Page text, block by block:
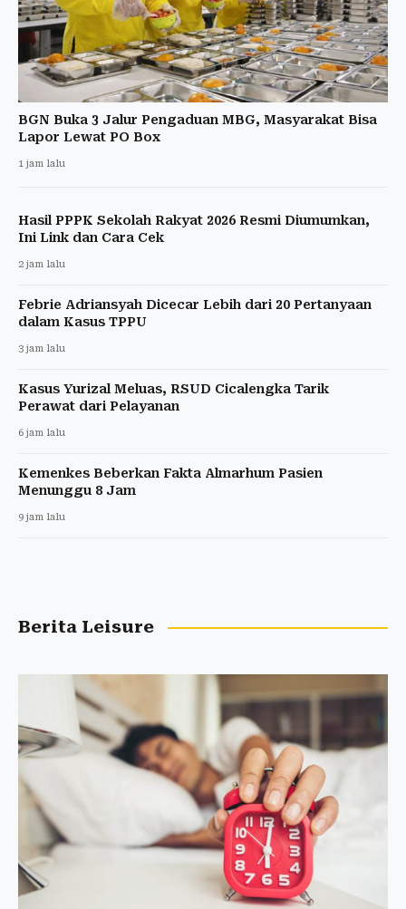
BGN Buka 3 Jalur Pengaduan MBG, Masyarakat Bisa
Lapor Lewat PO Box
1 jam lalu
Hasil PPPK Sekolah Rakyat 2026 Resmi Diumumkan,
Ini Link dan Cara Cek
2 jam lalu
Febrie Adriansyah Dicecar Lebih dari 20 Pertanyaan
dalam Kasus TPPU
3 jam lalu
Kasus Yurizal Meluas, RSUD Cicalengka Tarik
Perawat dari Pelayanan
6 jam lalu
Kemenkes Beberkan Fakta Almarhum Pasien
Menunggu 8 Jam
9 jam lalu
Berita Leisure